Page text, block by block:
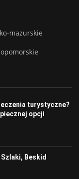
mazurskie
turystyczne?
opcji
Beskid